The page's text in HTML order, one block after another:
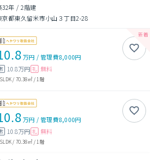
32年 /2階建
京都東久留米市小山３丁目2-28
万円 /管理費8,000円
10.8万円 礼 無料
/ 70.38㎡/1階
万円 /管理費8,000円
10.8万円 礼 無料
/ 70.38㎡/1階